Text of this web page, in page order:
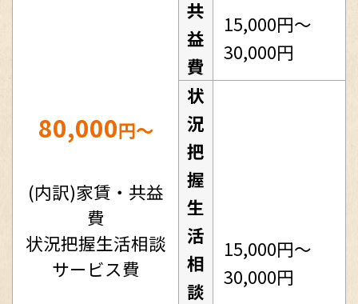
80,000円～
(内訳)家賃・共益
費
状況把握生活相談
サービス費
共
益
費
15,000円～
30,000円
状
況
把
握
生
活
相
談
15,000円～
30,000円